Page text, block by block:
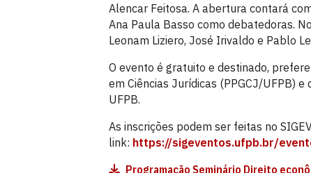
Alencar Feitosa. A abertura contará
Ana Paula Basso como debatedoras.
Leonam Liziero, José Irivaldo e Pablo
O evento é gratuito e destinado,
em Ciências Jurídicas (PPGCJ/UFPB)
UFPB.
As inscrições podem ser feitas no
link: https://sigeventos.ufpb.br/
Programação Seminário Direito